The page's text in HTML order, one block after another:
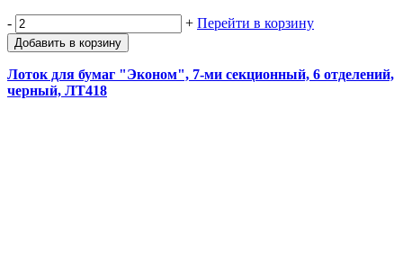
- + Перейти в корзину
Добавить в корзину
Лоток для бумаг "Эконом", 7-ми секционный, 6 отделений,
черный, ЛТ418